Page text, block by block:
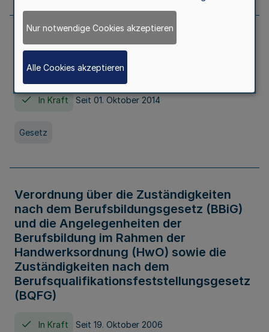
Gesetz über die Hochschulen des Landes
Nordrhein-Westfalen (Hochschulgesetz -
HG)
In Kraft Seit 01. Oktober 2014
Gesetz
Verordnung über die Zuständigkeiten
nach dem Berufsbildungsgesetz (BBiG)
und die Angelegenheiten der
Berufsbildung im Rahmen der
Handwerksordnung (HwO) sowie die
Zuständigkeiten nach dem
Berufsqualifikationsfeststellungsgesetz
(BQFG)
In Kraft Seit 19. Oktober 2006
Nur notwendige Cookies akzeptieren
Alle Cookies akzeptieren